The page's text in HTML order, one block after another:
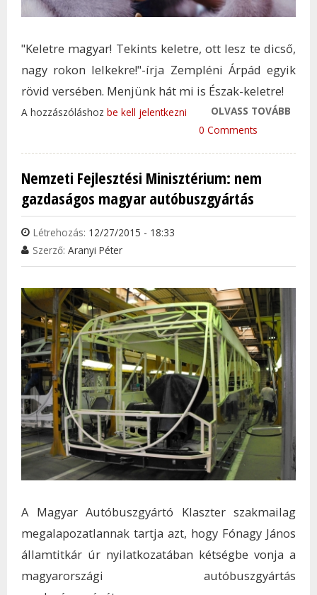
"Keletre magyar! Tekints keletre, ott lesz te dicső,
nagy rokon lelkekre!"-írja Zempléni Árpád egyik
rövid versében. Menjünk hát mi is Észak-keletre!
OLVASS TOVÁBB
A hozzászóláshoz be kell jelentkezni
0 Comments
Nemzeti Fejlesztési Minisztérium: nem
gazdaságos magyar autóbuszgyártás
Létrehozás: 12/27/2015 - 18:33
Szerző: Aranyi Péter
A Magyar Autóbuszgyártó Klaszter szakmailag
megalapozatlannak tartja azt, hogy Fónagy János
államtitkár úr nyilatkozatában kétségbe vonja a
magyarországi autóbuszgyártás